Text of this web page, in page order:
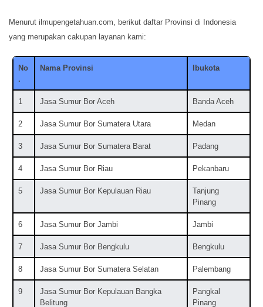
Menurut ilmupengetahuan.com, berikut daftar Provinsi di Indonesia
yang merupakan cakupan layanan kami:
No
.
Nama Provinsi Ibukota
1 Jasa Sumur Bor Aceh Banda Aceh
2 Jasa Sumur Bor Sumatera Utara Medan
3 Jasa Sumur Bor Sumatera Barat Padang
4 Jasa Sumur Bor Riau Pekanbaru
5 Jasa Sumur Bor Kepulauan Riau
Tanjung
Pinang
6 Jasa Sumur Bor Jambi Jambi
7 Jasa Sumur Bor Bengkulu Bengkulu
8 Jasa Sumur Bor Sumatera Selatan Palembang
9
Jasa Sumur Bor Kepulauan Bangka
Belitung
Pangkal
Pinang